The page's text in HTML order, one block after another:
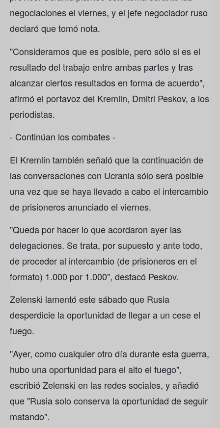
negociaciones el viernes, y el jefe negociador ruso
declaró que tomó nota.
"Consideramos que es posible, pero sólo si es el
resultado del trabajo entre ambas partes y tras
alcanzar ciertos resultados en forma de acuerdo",
afirmó el portavoz del Kremlin, Dmitri Peskov, a los
periodistas.
- Continúan los combates -
El Kremlin también señaló que la continuación de
las conversaciones con Ucrania sólo será posible
una vez que se haya llevado a cabo el intercambio
de prisioneros anunciado el viernes.
"Queda por hacer lo que acordaron ayer las
delegaciones. Se trata, por supuesto y ante todo,
de proceder al intercambio (de prisioneros en el
formato) 1.000 por 1.000", destacó Peskov.
Zelenski lamentó este sábado que Rusia
desperdicie la oportunidad de llegar a un cese el
fuego.
"Ayer, como cualquier otro día durante esta guerra,
hubo una oportunidad para el alto el fuego",
escribió Zelenski en las redes sociales, y añadió
que "Rusia solo conserva la oportunidad de seguir
matando".